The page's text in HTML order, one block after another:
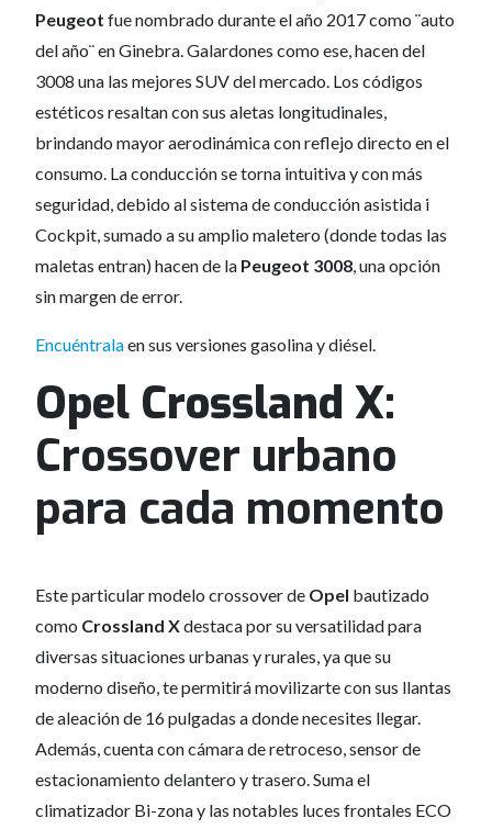
Peugeot fue nombrado durante el año 2017 como ¨auto
del año¨ en Ginebra. Galardones como ese, hacen del
3008 una las mejores SUV del mercado. Los códigos
estéticos resaltan con sus aletas longitudinales,
brindando mayor aerodinámica con reflejo directo en el
consumo. La conducción se torna intuitiva y con más
seguridad, debido al sistema de conducción asistida i
Cockpit, sumado a su amplio maletero (donde todas las
maletas entran) hacen de la Peugeot 3008, una opción
sin margen de error.
Encuéntralaen sus versiones gasolina y diésel.
Opel Crossland X:
Crossover urbano
para cada momento
Este particular modelo crossover de Opel bautizado
como Crossland Xdestaca por su versatilidad para
diversas situaciones urbanas y rurales, ya que su
moderno diseño, te permitirá movilizarte con sus llantas
de aleación de 16 pulgadas a donde necesites llegar.
Además, cuenta con cámara de retroceso, sensor de
estacionamiento delantero y trasero. Suma el
climatizador Bi-zona y las notables luces frontales ECO